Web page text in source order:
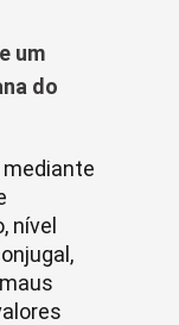
um
do
nível